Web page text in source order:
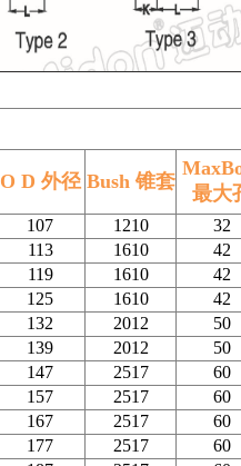
O D 外径 Bush 锥套
最大
107 1210 32
113 1610 42
119 1610 42
125 1610 42
132 2012 50
139 2012 50
147 2517 60
157 2517 60
167 2517 60
177 2517 60